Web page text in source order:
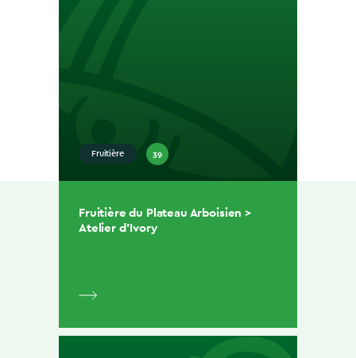
Fruitière 39
Fruitière du Plateau Arboisien >
Atelier d’Ivory